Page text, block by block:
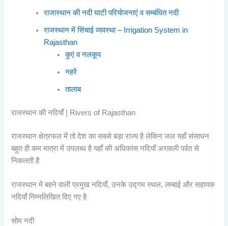
राजास्थान की नदी घाटी परियोजनाएं व सम्बंधित नदी
राजस्थान में सिंचाई व्यवस्था – Irrigation System in
Rajasthan
कुएं व नलकूप
नहरें
तालाब
राजस्थान की नदियाँ | Rivers of Rajasthan
राजस्थान क्षेत्रफल में तो देश का सबसे बड़ा राज्य है लेकिन जल यहाँ संसाधन
बहुत ही कम मात्रा में उपलब्ध है यहाँ की अधिकांस नदियाँ अरावली पर्वत से
निकलती है
राजस्थान में बहने वाली प्रमुख नदियाँ, उनके उद्गम स्थल, लम्बाई और सहायक
नदियाँ निम्नलिखित दिए गए है
सोम नदी